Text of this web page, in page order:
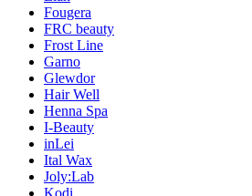
Fougera
FRC beauty
Frost Line
Garno
Glewdor
Hair Well
Henna Spa
I-Beauty
inLei
Ital Wax
Joly:Lab
Kodi